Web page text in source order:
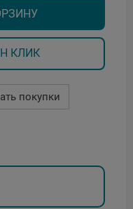
КЛИК
покупки